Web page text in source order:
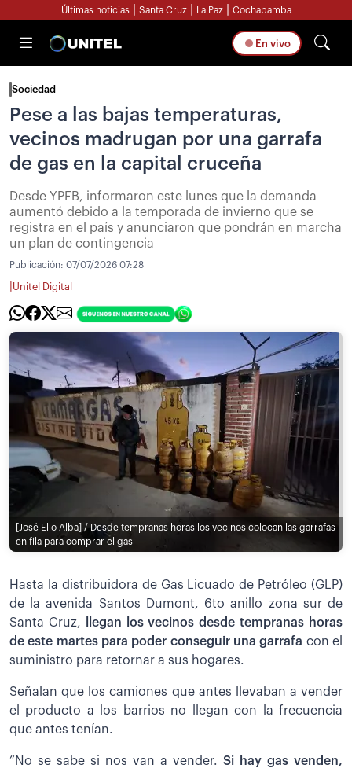
Últimas noticias Santa Cruz La Paz Cochabamba
En vivo
Sociedad
Pese a las bajas temperaturas,
vecinos madrugan por una garrafa
de gas en la capital cruceña
Desde YPFB, informaron este lunes que la demanda
aumentó debido a la temporada de invierno que se
registra en el país y anunciaron que pondrán en marcha
un plan de contingencia
Publicación: 07/07/2026 07:28
Unitel Digital
[José Elio Alba] / Desde tempranas horas los vecinos colocan las garrafas
en fila para comprar el gas
Hasta la distribuidora de Gas Licuado de Petróleo (GLP)
de la avenida Santos Dumont, 6to anillo zona sur de
Santa Cruz,
llegan los vecinos desde tempranas horas
de este martes para poder conseguir una garrafa con el
suministro para retornar a sus hogares.
Señalan que los camiones que antes llevaban a vender
el producto a los barrios no llegan con la frecuencia
que antes tenían.
”No se sabe si nos van a vender. Si hay gas venden,